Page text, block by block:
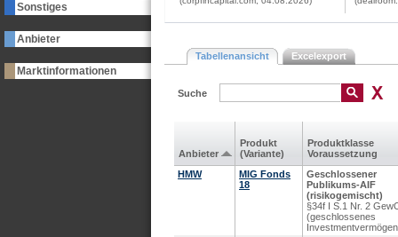
Sonstiges
Anbieter
Marktinformationen
Tabellenansicht Excelexport
Suche
Anbieter
Produkt
(Variante)
Produkt­klasse
Voraus­setzung
HMW
MIG Fonds
18
Geschlossener
Publikums-AIF
(risikogemischt)
§34f I S.1 Nr. 2
(geschlossenes